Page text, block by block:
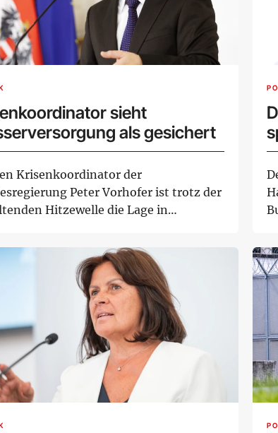
sieht
als gesichert
Krisenkoordinator der
Peter Vorhofer ist trotz der
Hitzewelle die Lage in